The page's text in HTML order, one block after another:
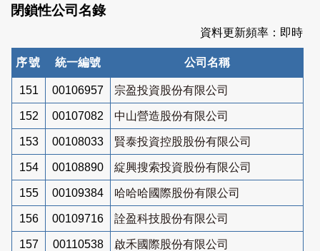
閉鎖性公司名錄
資料更新頻率：即時
序號 統一編號 公司名稱
151 00106957 宗盈投資股份有限公司
152 00107082 中山營造股份有限公司
153 00108033 賢泰投資控股股份有限公司
154 00108890 綻興搜索投資股份有限公司
155 00109384 哈哈哈國際股份有限公司
156 00109716 詮盈科技股份有限公司
157 00110538 啟禾國際股份有限公司